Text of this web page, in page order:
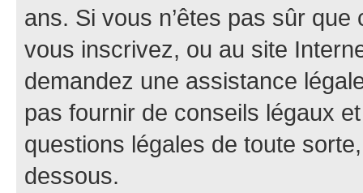
ans. Si vous n’êtes pas sûr
vous inscrivez, ou au site
demandez une assistance
pas fournir de conseils légaux
questions légales de toute
dessous.